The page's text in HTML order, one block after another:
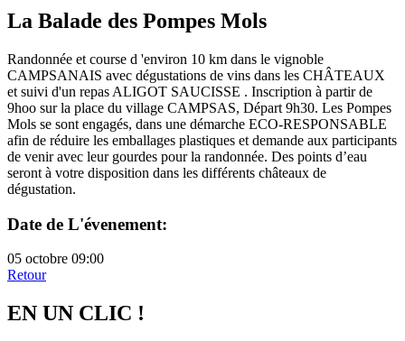
La Balade des Pompes Mols
Randonnée et course d 'environ 10 km dans le vignoble
CAMPSANAIS avec dégustations de vins dans les CHÂTEAUX
et suivi d'un repas ALIGOT SAUCISSE . Inscription à partir de
9hoo sur la place du village CAMPSAS, Départ 9h30. Les Pompes
Mols se sont engagés, dans une démarche ECO-RESPONSABLE
afin de réduire les emballages plastiques et demande aux participants
de venir avec leur gourdes pour la randonnée. Des points d’eau
seront à votre disposition dans les différents châteaux de
dégustation.
Date de L'évenement:
05 octobre 09:00
Retour
EN UN CLIC !